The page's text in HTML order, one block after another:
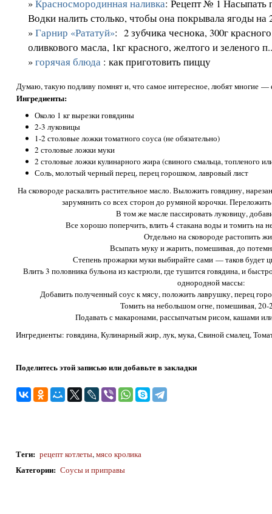
»Красносмородинная наливка: Рецепт № 1 Насыпать
Водки налить столько, чтобы она покрывала ягоды на
»Гарнир «Рататуй»: 2 зубчика чеснока, 300г
оливкового масла, 1кг красного, желтого и зеленого
»горячая блюда : как приготовить пиццу
Думаю, такую подливу помнят и, что самое интересное, любят многие —
Ингредиенты:
Около 1 кг вырезки говядины
2-3 луковицы
1-2 столовые ложки томатного соуса (не обязательно)
2 столовые ложки муки
2 столовые ложки кулинарного жира (свиного смальца, топленого
Соль, молотый черный перец, перец горошком, лавровый лист
На сковороде раскалить растительное масло. Выложить говядину,
зарумянить со всех сторон до румяной корочки.
В том же масле пассировать луковицу,
Все хорошо поперчить, влить 4 стакана воды и томить на
Отдельно на сковороде растопить
Всыпать муку и жарить, помешивая, до
Степень прожарки муки выбирайте сами — таков будет
Влить 3 половника бульона из кастрюли, где тушится говядина, и
однородной массы:
Добавить полученный соус к мясу, положить лаврушку, перец
Томить на небольшом огне, помешивая,
Подавать с макаронами, рассыпчатым рисом, кашами
Ингредиенты: говядина, Кулинарный жир, лук, мука, Свиной смалец,
Поделитесь этой записью или добавьте в закладки
Теги: рецепт котлеты,мясо кролика
Категории: Соусы и приправы